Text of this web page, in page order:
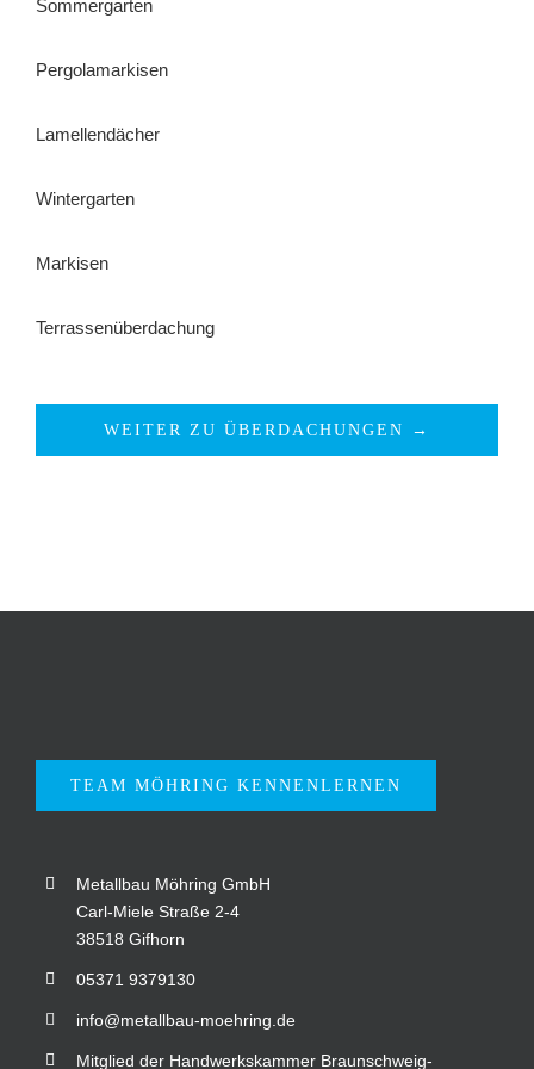
Sommergarten
Pergolamarkisen
Lamellendächer
Wintergarten
Markisen
Terrassenüberdachung
WEITER ZU ÜBERDACHUNGEN →
TEAM MÖHRING KENNENLERNEN
Metallbau Möhring GmbH
Carl-Miele Straße 2-4
38518 Gifhorn
05371 9379130
info@metallbau-moehring.de
Mitglied der Handwerkskammer Braunschweig-